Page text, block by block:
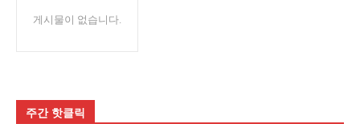
게시물이 없습니다.
주간 핫클릭